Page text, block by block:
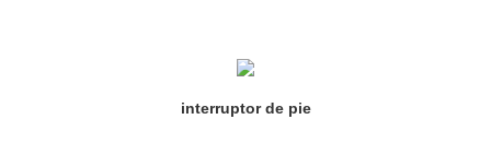
interruptor de pie